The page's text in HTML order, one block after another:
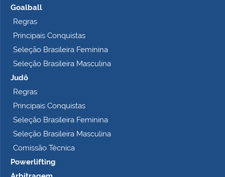
Goalball
Regras
Principais Conquistas
Seleção Brasileira Feminina
Seleção Brasileira Masculina
Judô
Regras
Principais Conquistas
Seleção Brasileira Feminina
Seleção Brasileira Masculina
Comissão Técnica
Powerlifting